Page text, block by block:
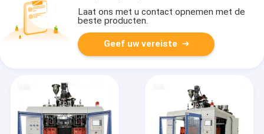
Laat ons met u contact opnemen met de
beste producten.
Geef uw vereiste